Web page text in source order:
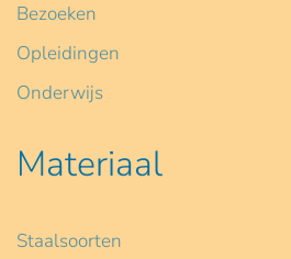
Bezoeken
Opleidingen
Onderwijs
Materiaal
Staalsoorten